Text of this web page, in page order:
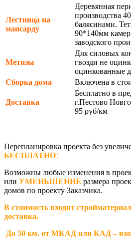
Лестница на
мансарду
Деревянная
производства
балясинами.
90*140мм
заводского
Метизы
Для силовых
гвозди не
оцинкованные
Сборка дома
Включена в
Доставка
Бесплатно в
г.Пестово
95 руб/км
Перепланировка проекта без
БЕСПЛАТНО!
Возможны любые изменения в
или УМЕНЬШЕНИЕ размера
домов по проекту Заказчика.
В стоимость входят
доставка.
До 50 км. от МКАД или КАД –